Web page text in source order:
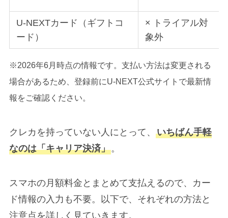
U-NEXTカード（ギフトコ
ード）
× トライアル対
象外
※2026年6月時点の情報です。支払い方法は変更される
場合があるため、登録前にU-NEXT公式サイトで最新情
報をご確認ください。
クレカを持っていない人にとって、 いちばん手軽
なのは「キャリア決済」。
スマホの月額料金とまとめて支払えるので、カー
ド情報の入力も不要。以下で、それぞれの方法と
注意点を詳しく見ていきます。